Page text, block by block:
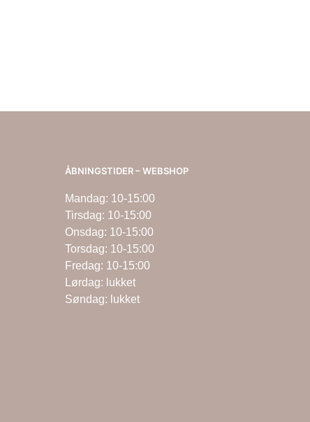
ÅBNINGSTIDER – WEBSHOP
Mandag: 10-15:00
Tirsdag: 10-15:00
Onsdag: 10-15:00
Torsdag: 10-15:00
Fredag: 10-15:00
Lørdag: lukket
Søndag: lukket